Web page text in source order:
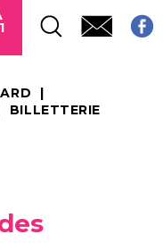
BILLETTERIE